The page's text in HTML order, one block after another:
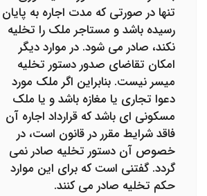
تنها در صورتی که مدت اجاره به پایان
رسیده باشد و مستاجر ملک را تخلیه
نکند، صادر می شود. در موارد دیگر
امکان تقاضای صدور دستور تخلیه
میسر نیست. بنابراین اگر ملک مورد
دعوا تجاری یا مغازه باشد و یا ملک
مسکونی ای باشد که قرارداد اجاره آن
فاقد شرایط مقرر در قانون است، در
خصوص آن دستور تخلیه صادر نمی
گردد. گفتنی است که برای این موارد
حکم تخلیه صادر می کنند.